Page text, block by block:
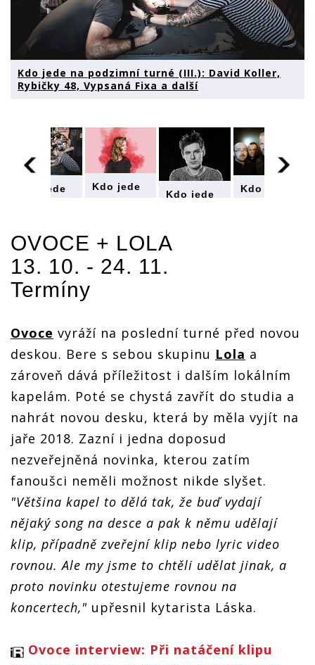
Kdo jede na podzimní turné (III.): David Koller,
Rybičky 48, Vypsaná Fixa a další
Kdo jede
(III.):
David
Koller,
Rybičky
48,
další
Kdo jede
(III.):
David
Koller,
Rybičky
další
Kdo jede
(III.):
Koller,
další
Kdo jede
další
OVOCE + LOLA
13. 10. - 24. 11.
Termíny
Ovoce vyráží na poslední turné před novou
deskou. Bere s sebou skupinu Lola a
zároveň dává příležitost i dalším lokálním
kapelám. Poté se chystá zavřít do studia a
nahrát novou desku, která by měla vyjít na
jaře 2018. Zazní i jedna doposud
nezveřejněná novinka, kterou zatím
fanoušci neměli možnost nikde slyšet.
"Většina kapel to dělá tak, že buď vydají
nějaký song na desce a pak k němu udělají
klip, případně zveřejní klip nebo lyric video
rovnou. Ale my jsme to chtěli udělat jinak, a
proto novinku otestujeme rovnou na
koncertech," upřesnil kytarista Láska.
Ovoce interview: Při natáčení klipu